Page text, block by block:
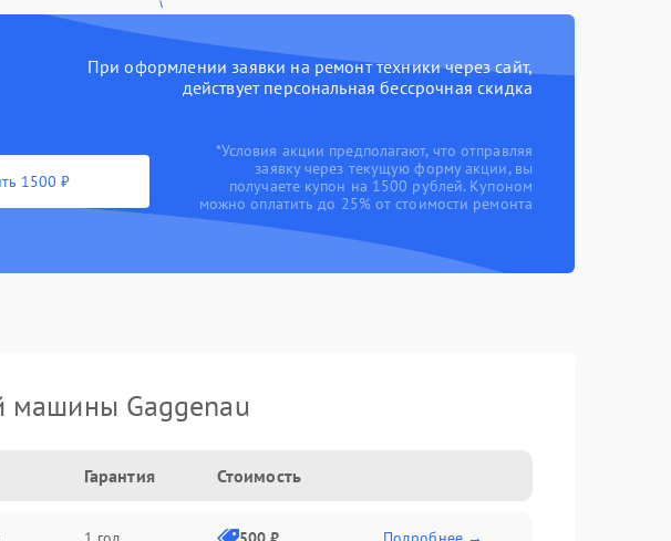
При оформлении заявки на ремонт техники через сайт,
действует персональная бессрочная скидка
1500 ₽
*Условия акции предполагают, что отправляя
заявку через текущую форму акции, вы
получаете купон на 1500 рублей. Купоном
можно оплатить до 25% от стоимости ремонта
машины Gaggenau
Гарантия Стоимость